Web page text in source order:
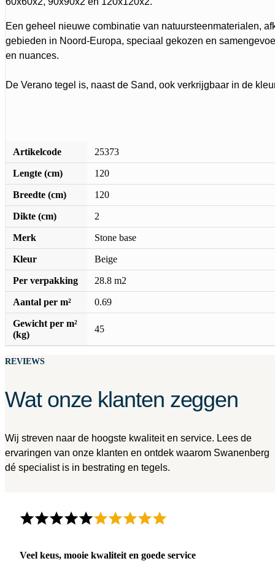
Een geheel nieuwe combinatie van natuursteenmaterialen,
gebieden in Noord-Europa, speciaal gekozen en
en nuances.
De Verano tegel is, naast de Sand, ook verkrijgbaar in de
Artikelcode 25373
Lengte (cm) 120
Breedte (cm) 120
Dikte (cm) 2
Merk Stone base
Kleur Beige
Per verpakking 28.8 m2
Aantal per m² 0.69
Gewicht per m²
(kg)
45
REVIEWS
Wat onze klanten zeggen
Wij streven naar de hoogste kwaliteit en service. Lees de
ervaringen van onze klanten en ontdek waarom Swanenberg
dé specialist is in bestrating en tegels.
Veel keus, mooie kwaliteit en goede service